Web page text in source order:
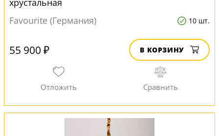
хрустальная
Favourite (Германия)
10 шт.
55 900 ₽ В КОРЗИНУ